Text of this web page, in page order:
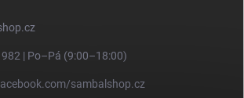
| Po–Pá (9:00–18:00)
sambalshop.cz